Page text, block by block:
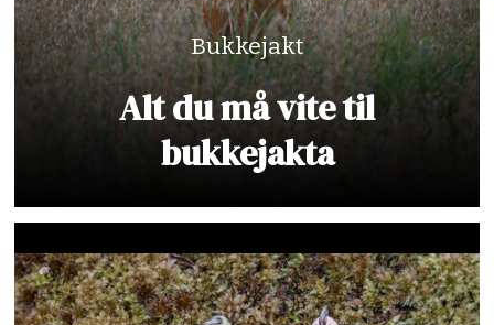
Bukkejakt
Alt du må vite til
bukkejakta